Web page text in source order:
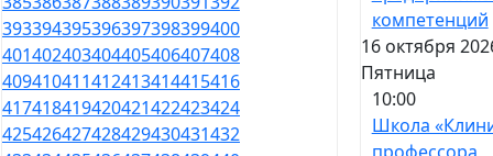
393394395396397398399400
401402403404405406407408
409410411412413414415416
417418419420421422423424
425426427428429430431432
компетенций
16 октября
Пятница
10:00
Школа